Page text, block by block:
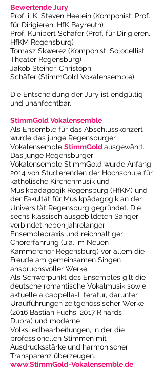
Bewertende Jury
Prof. i. K. Steven Heelein (Komponist, Prof.
für Dirigieren, HfK Bayreuth)
Prof. Kunibert Schäfer (Prof. für Dirigieren,
HfKM Regensburg)
Tomasz Skwerez (Komponist, Solocellist
Theater Regensburg)
Jakob Steiner, Christoph
Schäfer (StimmGold Vokalensemble)
Die Entscheidung der Jury ist endgültig
und unanfechtbar.
StimmGold Vokalensemble
Als Ensemble für das Abschlusskonzert
wurde das junge Regensburger
Vokalensemble StimmGoldausgewählt.
Das junge Regensburger
Vokalensemble StimmGold wurde Anfang
2014 von Studierenden der Hochschule für
katholische Kirchenmusik und
Musikpädagogik Regensburg (HfKM) und
der Fakultät für Musikpädagogik an der
Universität Regensburg gegründet. Die
sechs klassisch ausgebildeten Sänger
verbindet neben jahrelanger
Ensemblepraxis und reichhaltiger
Chorerfahrung (u.a. im Neuen
Kammerchor Regensburg) vor allem die
Freude am gemeinsamen Singen
anspruchsvoller Werke.
Als Schwerpunkt des Ensembles gilt die
deutsche romantische Vokalmusik sowie
aktuelle a cappella-Literatur, darunter
Uraufführungen zeitgenössischer Werke
(2016 Bastian Fuchs, 2017 Rihards
Dubra) und moderne
Volksliedbearbeitungen, in der die
professionellen Stimmen mit
Ausdrucksstärke und harmonischer
Transparenz überzeugen.
www.StimmGold-Vokalensemble.de